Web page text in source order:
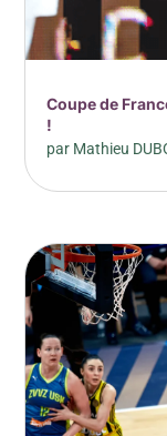
Coupe de
!
par Mathieu